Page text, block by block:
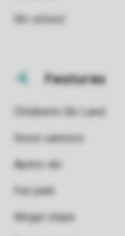
Ski school
Features
Children's Ski Land
Snow cannons
Après-ski
Fun park
Mogul slope